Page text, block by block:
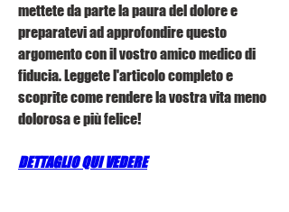
mettete da parte la paura del dolore e
preparatevi ad approfondire questo
argomento con il vostro amico medico di
fiducia. Leggete l'articolo completo e
scoprite come rendere la vostra vita meno
dolorosa e più felice!
DETTAGLIO QUI VEDERE